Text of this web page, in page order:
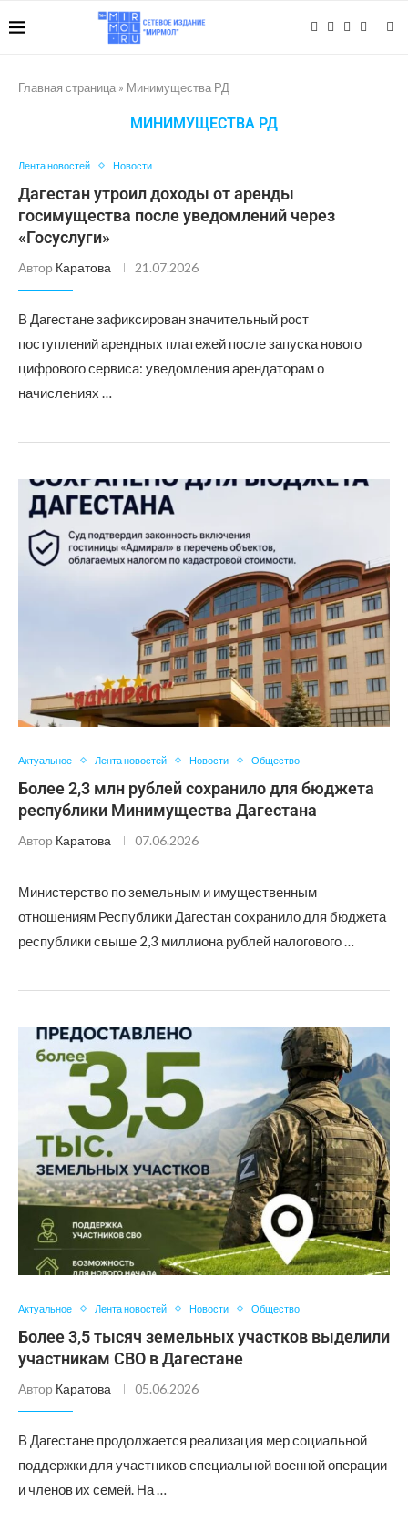
Главная страница » Минимущества РД
МИНИМУЩЕСТВА РД
Лента новостей Новости
Дагестан утроил доходы от аренды
госимущества после уведомлений через
«Госуслуги»
Автор Каратова 21.07.2026
В Дагестане зафиксирован значительный рост
поступлений арендных платежей после запуска нового
цифрового сервиса: уведомления арендаторам о
начислениях …
Актуальное Лента новостей Новости Общество
Более 2,3 млн рублей сохранило для бюджета
республики Минимущества Дагестана
Автор Каратова 07.06.2026
Министерство по земельным и имущественным
отношениям Республики Дагестан сохранило для бюджета
республики свыше 2,3 миллиона рублей налогового …
Актуальное Лента новостей Новости Общество
Более 3,5 тысяч земельных участков выделили
участникам СВО в Дагестане
Автор Каратова 05.06.2026
В Дагестане продолжается реализация мер социальной
поддержки для участников специальной военной операции
и членов их семей. На …